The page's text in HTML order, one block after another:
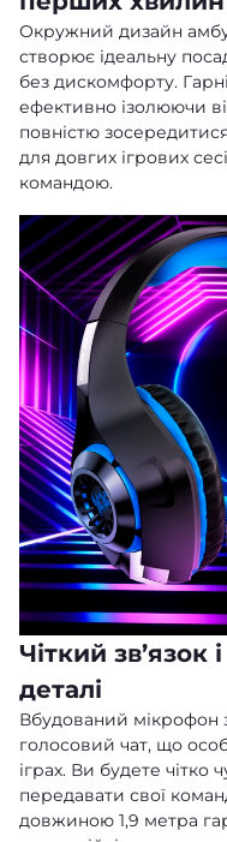
Окружний дизайн
створює ідеальну
без дискомфорту.
ефективно ізолюючи
повністю
для довгих ігрових
командою.
Чіткий зв’язок
деталі
Вбудований мікрофон
голосовий чат, що
іграх. Ви будете чітко
передавати свої
довжиною 1,9 метра